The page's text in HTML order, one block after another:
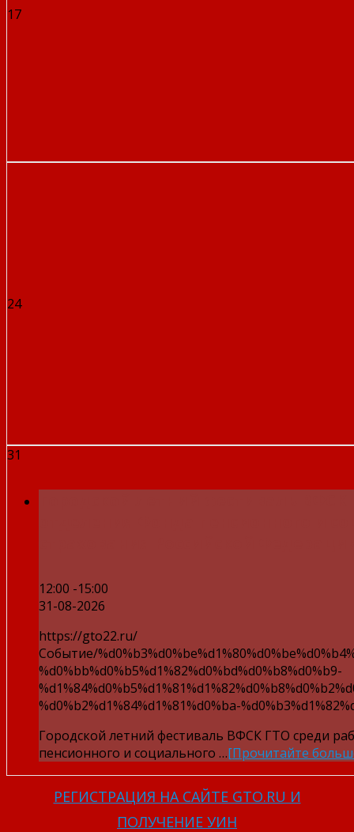
17
24
31
12:00 -15:00
31-08-2026
https://gto22.ru/
Событие/
%d0%bb%d0%b5%d1%82%d0%bd%d0%b8%d0%b9-
%d0%b2%d1%84%d1%81%d0%ba-
Городской летний фестиваль ВФСК ГТО среди
пенсионного и социального …[Прочитайте
РЕГИСТРАЦИЯ НА САЙТЕ GTO.RU И
ПОЛУЧЕНИЕ УИН